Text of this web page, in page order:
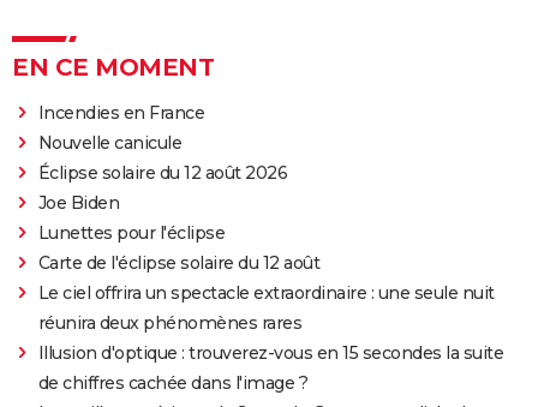
EN CE MOMENT
Incendies en France
Nouvelle canicule
Éclipse solaire du 12 août 2026
Joe Biden
Lunettes pour l'éclipse
Carte de l'éclipse solaire du 12 août
Le ciel offrira un spectacle extraordinaire : une seule nuit
réunira deux phénomènes rares
Illusion d'optique : trouverez-vous en 15 secondes la suite
de chiffres cachée dans l'image ?